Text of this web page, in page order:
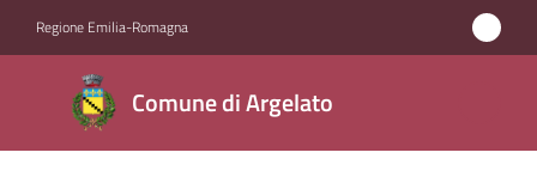
Regione Emilia-Romagna
Comune di Argelato
Comune
di
Argelato